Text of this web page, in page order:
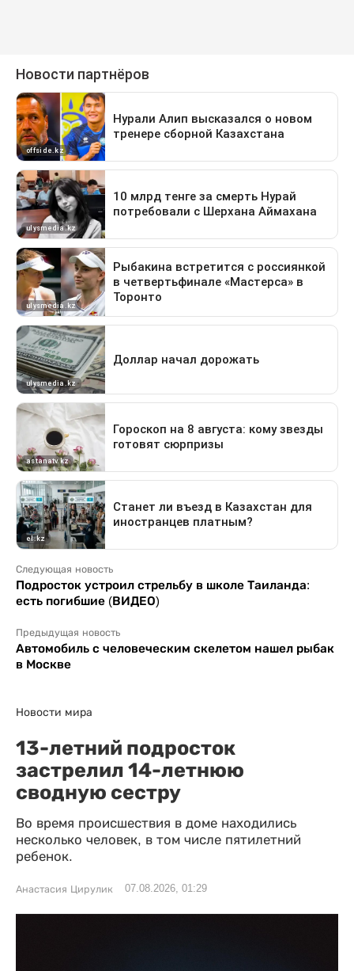
Следующая новость
Подросток устроил стрельбу в школе Таиланда:
есть погибшие (ВИДЕО)
Предыдущая новость
Автомобиль с человеческим скелетом нашел рыбак
в Москве
Новости мира
13-летний подросток
застрелил 14-летнюю
сводную сестру
Во время происшествия в доме находились
несколько человек, в том числе пятилетний
ребенок.
Анастасия Цирулик 07.08.2026, 01:29